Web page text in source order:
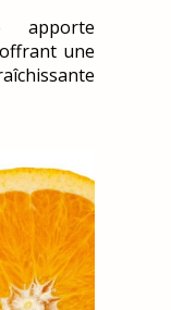
apporte
une